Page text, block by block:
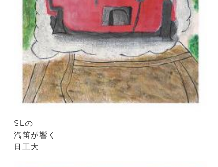
SLの
汽笛が響く
日工大